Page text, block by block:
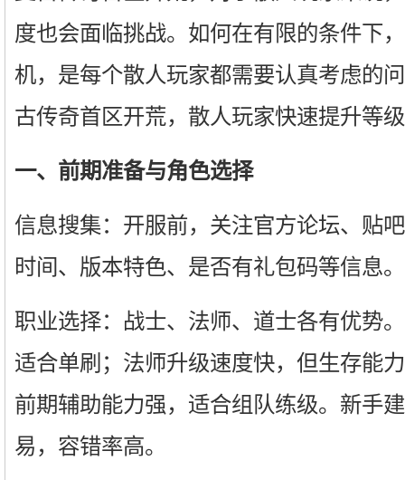
度也会面临挑战。如何在有限的条件下
机，是每个散人玩家都需要认真考虑的
古传奇首区开荒，散人玩家快速提升等
一、前期准备与角色选择
信息搜集：开服前，关注官方论坛、贴
时间、版本特色、是否有礼包码等信息。
职业选择：战士、法师、道士各有优势
适合单刷；法师升级速度快，但生存能
前期辅助能力强，适合组队练级。新手
易，容错率高。